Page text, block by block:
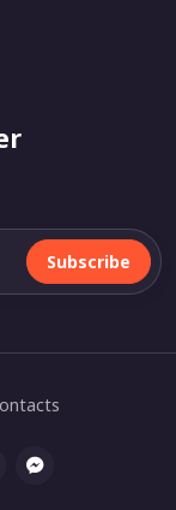
Subscribe